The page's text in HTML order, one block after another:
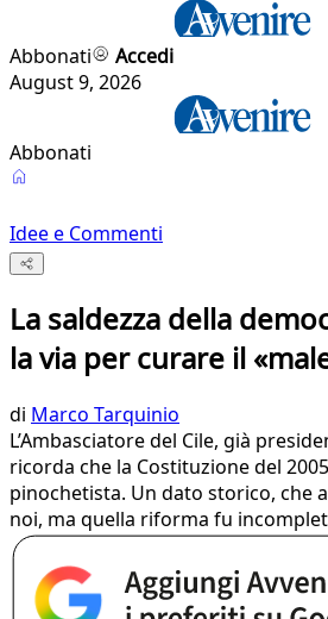
Abbonati
Accedi
August 9, 2026
Abbonati
Idee e Commenti
La saldezza della
la via per curare il
di Marco Tarquinio
L’Ambasciatore del Cile, già
ricorda che la Costituzione del
pinochetista. Un dato storico, che
noi, ma quella riforma fu